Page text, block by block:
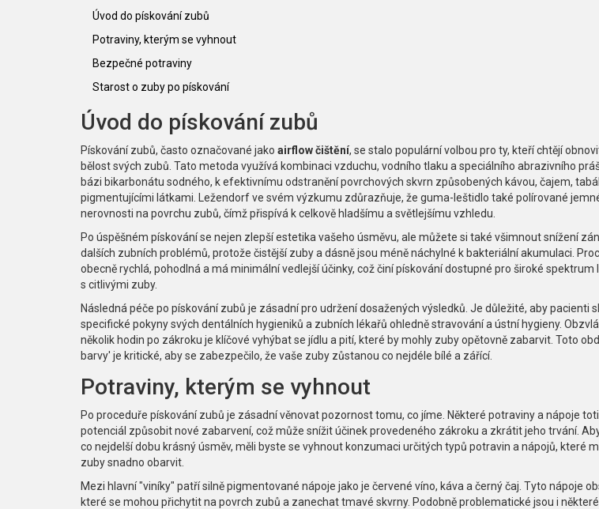
Úvod do pískování zubů
Potraviny, kterým se vyhnout
Bezpečné potraviny
Starost o zuby po pískování
Úvod do pískování zubů
Pískování zubů, často označované jako airflow čištění, se stalo populární volbou pro ty, kteří chtějí
bělost svých zubů. Tato metoda využívá kombinaci vzduchu, vodního tlaku a speciálního abrazivního
bázi bikarbonátu sodného, k efektivnímu odstranění povrchových skvrn způsobených kávou, čajem,
pigmentujícími látkami. Ležendorf ve svém výzkumu zdůrazňuje, že guma-leštidlo také polírované
nerovnosti na povrchu zubů, čímž přispívá k celkově hladšímu a světlejšímu vzhledu.
Po úspěšném pískování se nejen zlepší estetika vašeho úsměvu, ale můžete si také všimnout snížení
dalších zubních problémů, protože čistější zuby a dásně jsou méně náchylné k bakteriální akumulaci.
obecně rychlá, pohodlná a má minimální vedlejší účinky, což činí pískování dostupné pro široké spektrum
s citlivými zuby.
Následná péče po pískování zubů je zásadní pro udržení dosažených výsledků. Je důležité, aby pacienti
specifické pokyny svých dentálních hygieniků a zubních lékařů ohledně stravování a ústní hygieny.
několik hodin po zákroku je klíčové vyhýbat se jídlu a pití, které by mohly zuby opětovně zabarvit. Toto
barvy' je kritické, aby se zabezpečilo, že vaše zuby zůstanou co nejdéle bílé a zářící.
Potraviny, kterým se vyhnout
Po proceduře pískování zubů je zásadní věnovat pozornost tomu, co jíme. Některé potraviny a nápoje
potenciál způsobit nové zabarvení, což může snížit účinek provedeného zákroku a zkrátit jeho trvání.
co nejdelší dobu krásný úsměv, měli byste se vyhnout konzumaci určitých typů potravin a nápojů, které
zuby snadno obarvit.
Mezi hlavní "viníky" patří silně pigmentované nápoje jako je červené víno, káva a černý čaj. Tyto nápoje
které se mohou přichytit na povrch zubů a zanechat tmavé skvrny. Podobně problematické jsou i